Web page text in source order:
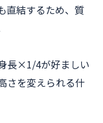
直結するため、質
長×1/4が好ましい
さを変えられる什